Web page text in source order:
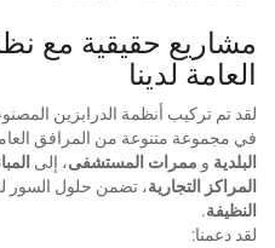
مشاريع حقيقية مع
العامة لدينا
لقد تم تركيب أنظمة الدرابزين
في مجموعة متنوعة من المرافق
البلدية و ممرات المستشفى، إلى
المراكز التجارية، تضمن حلول السور
النظيفة.
لقد دعمنا: